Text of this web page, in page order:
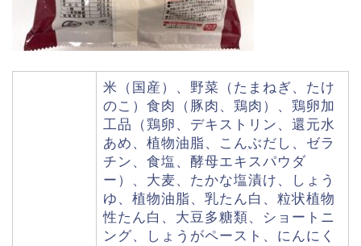
米（国産）、野菜（たまねぎ、たけ
のこ）食肉（豚肉、鶏肉）、鶏卵加
工品（鶏卵、デキストリン、還元水
あめ、植物油脂、こんぶだし、ゼラ
チン、食塩、酵母エキスパウダ
ー）、大麦、たかな塩漬け、しょう
ゆ、植物油脂、乳たん白、粒状植物
性たん白、大豆多糖類、ショートニ
ング、しょうがペースト、にんにく